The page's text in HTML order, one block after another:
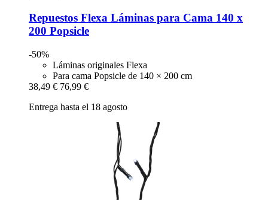
Repuestos Flexa Láminas para Cama 140 x
200 Popsicle
-50%
Láminas originales Flexa
Para cama Popsicle de 140 × 200 cm
38,49 € 76,99 €
Entrega hasta el 18 agosto